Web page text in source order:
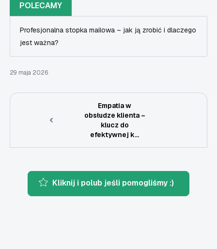
POLECAMY
Profesjonalna stopka mailowa – jak ją zrobić i dlaczego
jest ważna?
29 maja 2026
Empatia w
obsłudze klienta –
klucz do
efektywnej k...
Kliknij i polub jeśli pomogliśmy :)